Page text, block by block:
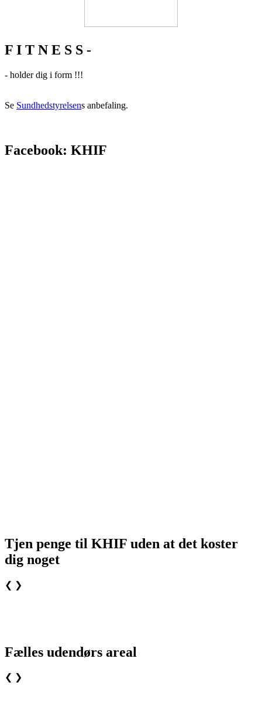
F I T N E S S -
- holder dig i form !!!
Se Sundhedstyrelsens anbefaling.
Facebook: KHIF
Tjen penge til KHIF uden at det koster
dig noget
❮ ❯
Fælles udendørs areal
❮ ❯